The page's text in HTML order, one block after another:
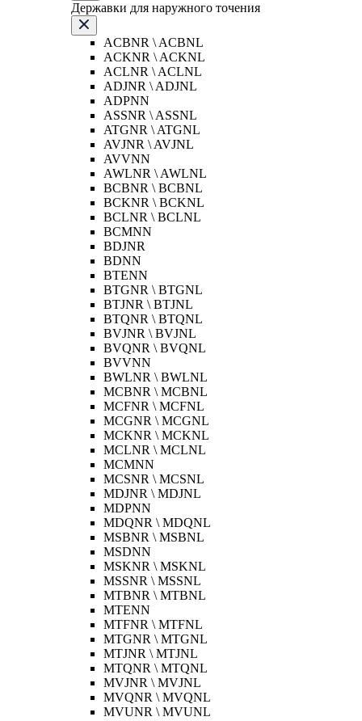
Державки для наружного точения
ACBNR \ ACBNL
ACKNR \ ACKNL
ACLNR \ ACLNL
ADJNR \ ADJNL
ADPNN
ASSNR \ ASSNL
ATGNR \ ATGNL
AVJNR \ AVJNL
AVVNN
AWLNR \ AWLNL
BCBNR \ BCBNL
BCKNR \ BCKNL
BCLNR \ BCLNL
BCMNN
BDJNR
BDNN
BTENN
BTGNR \ BTGNL
BTJNR \ BTJNL
BTQNR \ BTQNL
BVJNR \ BVJNL
BVQNR \ BVQNL
BVVNN
BWLNR \ BWLNL
MCBNR \ MCBNL
MCFNR \ MCFNL
MCGNR \ MCGNL
MCKNR \ MCKNL
MCLNR \ MCLNL
MCMNN
MCSNR \ MCSNL
MDJNR \ MDJNL
MDPNN
MDQNR \ MDQNL
MSBNR \ MSBNL
MSDNN
MSKNR \ MSKNL
MSSNR \ MSSNL
MTBNR \ MTBNL
MTENN
MTFNR \ MTFNL
MTGNR \ MTGNL
MTJNR \ MTJNL
MTQNR \ MTQNL
MVJNR \ MVJNL
MVQNR \ MVQNL
MVUNR \ MVUNL